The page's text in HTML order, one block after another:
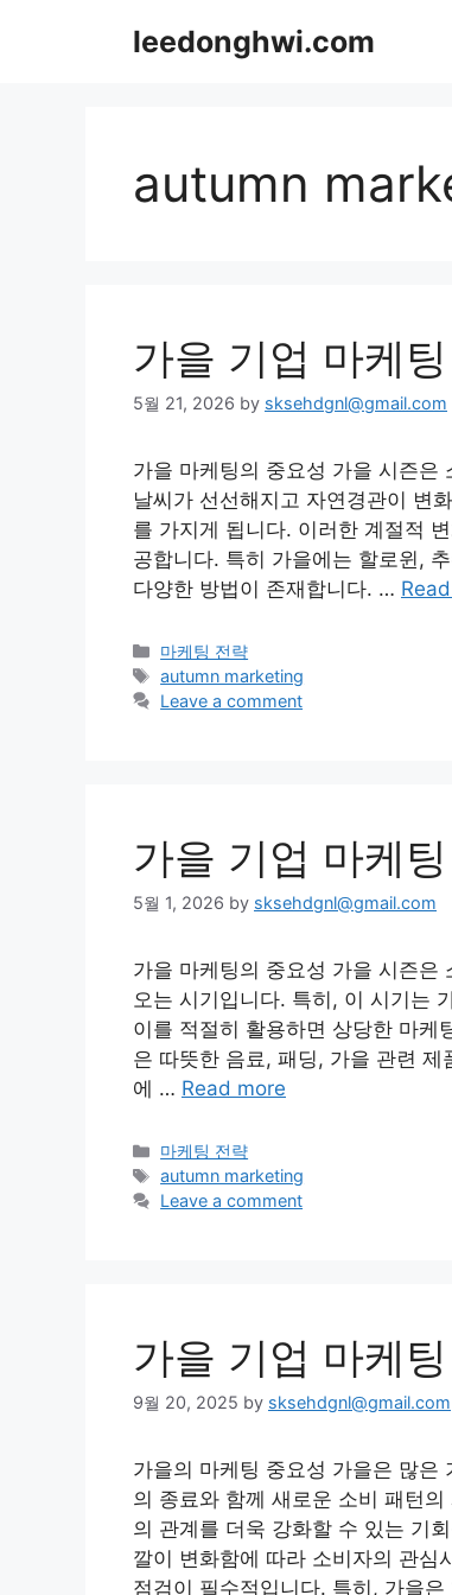
leedonghwi.com
autumn
가을 기업 마케
5월 21, 2026 by sksehdgnl@gmail.com
가을 마케팅의 중요성 가을 시즌은
날씨가 선선해지고 자연경관이 변
를 가지게 됩니다. 이러한 계절적
공합니다. 특히 가을에는 할로윈,
다양한 방법이 존재합니다. …
Categories
마케팅 전략
Tags
autumn marketing
Leave a comment
가을 기업 마케
5월 1, 2026 by sksehdgnl@gmail.com
가을 마케팅의 중요성 가을 시즌은
오는 시기입니다. 특히, 이 시기는
이를 적절히 활용하면 상당한 마케
은 따뜻한 음료, 패딩, 가을 관련
에 … Read more
Categories
마케팅 전략
Tags
autumn marketing
Leave a comment
가을 기업 마케
9월 20, 2025 by sksehdgnl@gmail.com
가을의 마케팅 중요성 가을은 많은
의 종료와 함께 새로운 소비 패턴
의 관계를 더욱 강화할 수 있는 기
깔이 변화함에 따라 소비자의 관심
점검이 필수적입니다. 특히, 가을